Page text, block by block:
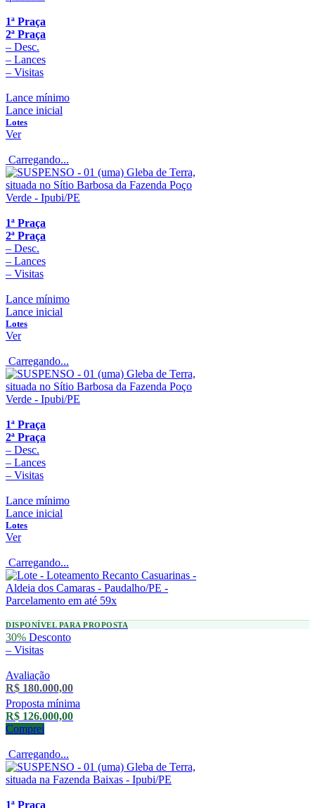
1ª Praça
2ª Praça
– Desc.
– Lances
– Visitas
Lance mínimo
Lance inicial
Lotes
Ver
Carregando...
1ª Praça
2ª Praça
– Desc.
– Lances
– Visitas
Lance mínimo
Lance inicial
Lotes
Ver
Carregando...
1ª Praça
2ª Praça
– Desc.
– Lances
– Visitas
Lance mínimo
Lance inicial
Lotes
Ver
Carregando...
DISPONÍVEL PARA PROPOSTA
30% Desconto
– Visitas
Avaliação
R$ 180.000,00
Proposta mínima
R$ 126.000,00
Comprei
Carregando...
1ª Praça